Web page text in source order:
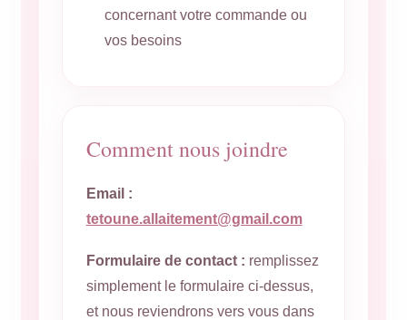
concernant votre commande ou
vos besoins
Comment nous joindre
Email :
tetoune.allaitement@gmail.com
Formulaire de contact : remplissez
simplement le formulaire ci-dessus,
et nous reviendrons vers vous dans